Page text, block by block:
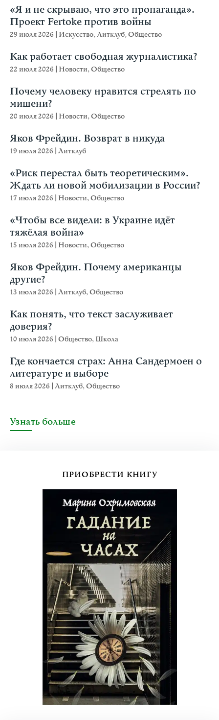
«Я и не скрываю, что это пропаганда».
Проект Fertoke против войны
29 июля 2026 Искусство,Литклуб,Общество
Как работает свободная журналистика?
22 июля 2026 Новости,Общество
Почему человеку нравится стрелять по
мишени?
20 июля 2026 Новости,Общество
Яков Фрейдин. Возврат в никуда
19 июля 2026 Литклуб
«Риск перестал быть теоретическим».
Ждать ли новой мобилизации в России?
17 июля 2026 Новости,Общество
«Чтобы все видели: в Украине идёт
тяжёлая война»
15 июля 2026 Новости,Общество
Яков Фрейдин. Почему американцы
другие?
13 июля 2026 Литклуб,Общество
Как понять, что текст заслуживает
доверия?
10 июля 2026 Общество, Школа
Где кончается страх: Анна Сандермоен о
литературе и выборе
8 июля 2026 Литклуб,Общество
Узнать больше
ПРИОБРЕСТИ КНИГУ